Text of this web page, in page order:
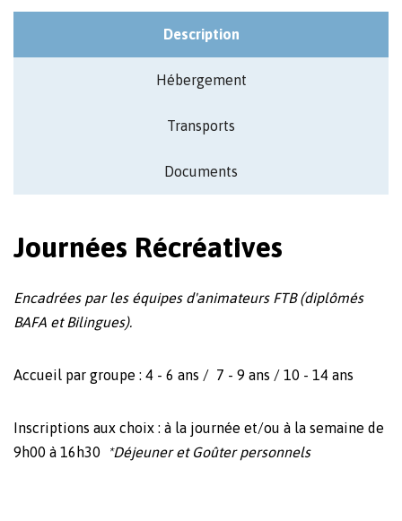
Description
Hébergement
Transports
Documents
Journées Récréatives
Encadrées par les équipes d'animateurs FTB (diplômés
BAFA et Bilingues).
Accueil par groupe : 4 - 6 ans / 7 - 9 ans / 10 - 14 ans
Inscriptions aux choix : à la journée et/ou à la semaine de
9h00 à 16h30
*Déjeuner et Goûter personnels